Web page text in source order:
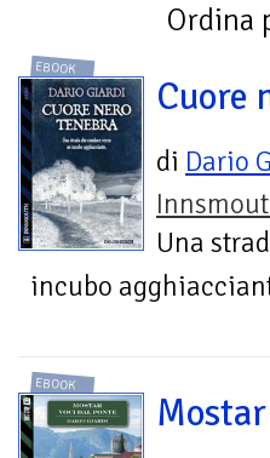
Ordina
EBOOK
Cuore
di Dario
Una
incubo
EBOOK